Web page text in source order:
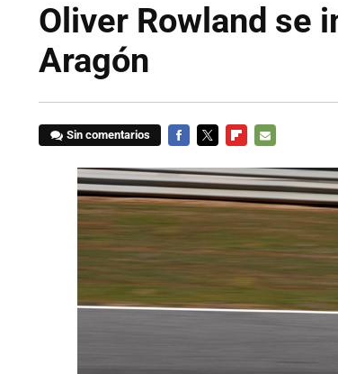
Oliver Rowland se
Aragón
Sin comentarios
MAIL